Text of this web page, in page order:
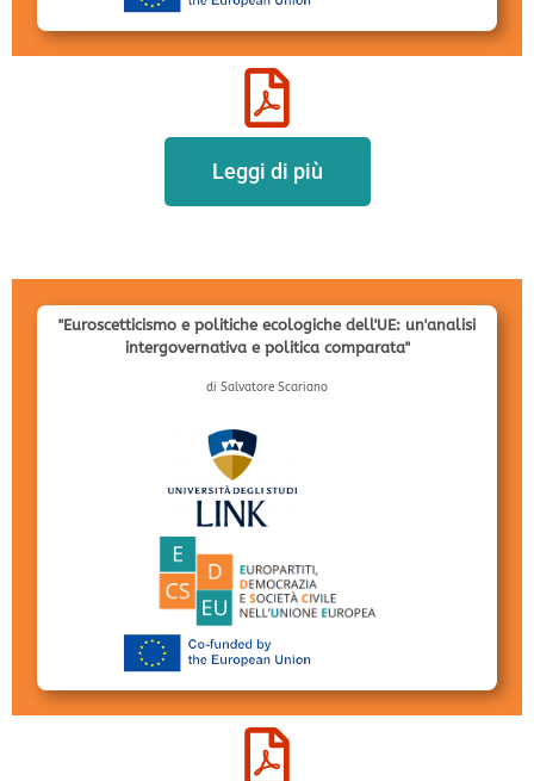
Leggi di più
"Euroscetticismo e politiche ecologiche dell'UE: un'analisi
intergovernativa e politica comparata"
di Salvatore Scariano